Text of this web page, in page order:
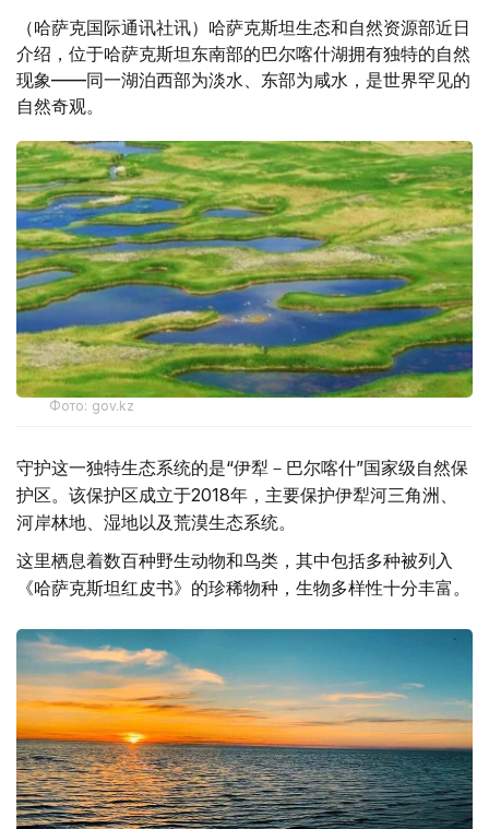
（哈萨克国际通讯社讯）哈萨克斯坦生态和自然资源部近日
介绍，位于哈萨克斯坦东南部的巴尔喀什湖拥有独特的自然
现象——同一湖泊西部为淡水、东部为咸水，是世界罕见的
自然奇观。
Фото: gov.kz
守护这一独特生态系统的是“伊犁－巴尔喀什”国家级自然保
护区。该保护区成立于2018年，主要保护伊犁河三角洲、
河岸林地、湿地以及荒漠生态系统。
这里栖息着数百种野生动物和鸟类，其中包括多种被列入
《哈萨克斯坦红皮书》的珍稀物种，生物多样性十分丰富。